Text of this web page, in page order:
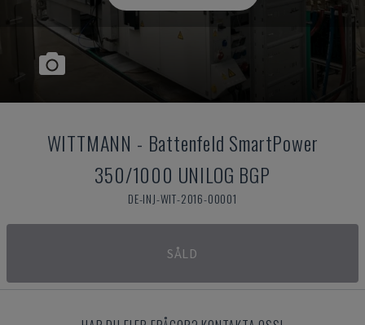
WITTMANN - Battenfeld SmartPower
350/1000 UNILOG BGP
DE-INJ-WIT-2016-00001
SÅLD